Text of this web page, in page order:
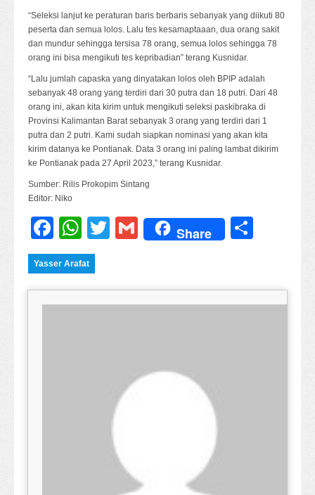
“Seleksi lanjut ke peraturan baris berbaris sebanyak yang diikuti 80
peserta dan semua lolos. Lalu tes kesamaptaaan, dua orang sakit
dan mundur sehingga tersisa 78 orang, semua lolos sehingga 78
orang ini bisa mengikuti tes kepribadian” terang Kusnidar.
“Lalu jumlah capaska yang dinyatakan lolos oleh BPIP adalah
sebanyak 48 orang yang terdiri dari 30 putra dan 18 putri. Dari 48
orang ini, akan kita kirim untuk mengikuti seleksi paskibraka di
Provinsi Kalimantan Barat sebanyak 3 orang yang terdiri dari 1
putra dan 2 putri. Kami sudah siapkan nominasi yang akan kita
kirim datanya ke Pontianak. Data 3 orang ini paling lambat dikirim
ke Pontianak pada 27 April 2023,” terang Kusnidar.
Sumber: Rilis Prokopim Sintang
Editor: Niko
Facebook
WhatsApp
TwitterGmail
Share
Yasser Arafat